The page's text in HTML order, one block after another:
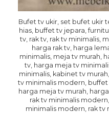
Bufet tv ukir, set bufet ukir
hias, buffet tv jepara,
tv, rak tv, rak tv minimalis,
harga rak tv, harga
minimalis, meja tv murah,
tv, harga meja tv
minimalis, kabinet tv
tv minimalis modern,
harga meja tv murah,
rak tv minimalis
minimalis modern, rak tv